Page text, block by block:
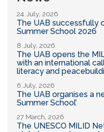
24 July, 2026
The UAB successfully
Summer School 2026
8 July, 2026
The UAB opens the
with an international
literacy and
6 July, 2026
The UAB organises a
Summer School’
27 March, 2026
The UNESCO MILID